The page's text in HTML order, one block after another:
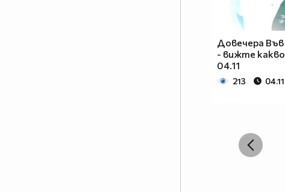
Довечера
- вижте какво
04.11
213